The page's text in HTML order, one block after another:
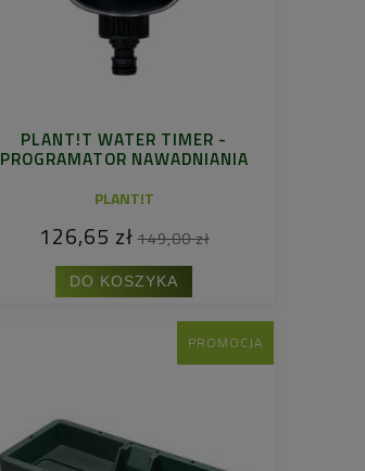
PLANT!T WATER TIMER -
PROGRAMATOR NAWADNIANIA
PLANT!T
126,65 zł 149,00 zł
DO KOSZYKA
PROMOCJA